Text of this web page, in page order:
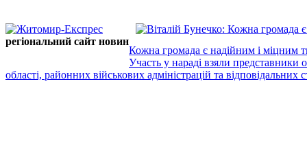
регіональний сайт новин
Кожна громада є надійним і міцним
Участь у нараді взяли представники
області, районних військових адміністрацій та відповідальних